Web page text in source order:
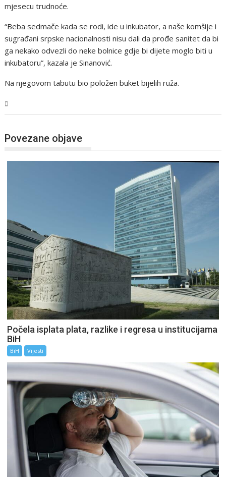
mjesecu trudnoće.
“Beba sedmače kada se rodi, ide u inkubator, a naše komšije i
sugrađani srpske nacionalnosti nisu dali da prođe sanitet da bi
ga nekako odvezli do neke bolnice gdje bi dijete moglo biti u
inkubatoru”, kazala je Sinanović.
Na njegovom tabutu bio položen buket bijelih ruža.
Povezane objave
Počela isplata plata, razlike i regresa u institucijama
BiH
BiH Vijesti